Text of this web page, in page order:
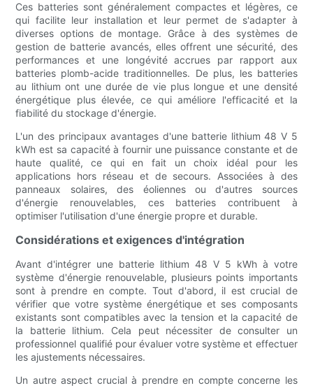
Ces batteries sont généralement compactes et légères, ce
qui facilite leur installation et leur permet de s'adapter à
diverses options de montage. Grâce à des systèmes de
gestion de batterie avancés, elles offrent une sécurité, des
performances et une longévité accrues par rapport aux
batteries plomb-acide traditionnelles. De plus, les batteries
au lithium ont une durée de vie plus longue et une densité
énergétique plus élevée, ce qui améliore l'efficacité et la
fiabilité du stockage d'énergie.
L'un des principaux avantages d'une batterie lithium 48 V 5
kWh est sa capacité à fournir une puissance constante et de
haute qualité, ce qui en fait un choix idéal pour les
applications hors réseau et de secours. Associées à des
panneaux solaires, des éoliennes ou d'autres sources
d'énergie renouvelables, ces batteries contribuent à
optimiser l'utilisation d'une énergie propre et durable.
Considérations et exigences d'intégration
Avant d'intégrer une batterie lithium 48 V 5 kWh à votre
système d'énergie renouvelable, plusieurs points importants
sont à prendre en compte. Tout d'abord, il est crucial de
vérifier que votre système énergétique et ses composants
existants sont compatibles avec la tension et la capacité de
la batterie lithium. Cela peut nécessiter de consulter un
professionnel qualifié pour évaluer votre système et effectuer
les ajustements nécessaires.
Un autre aspect crucial à prendre en compte concerne les